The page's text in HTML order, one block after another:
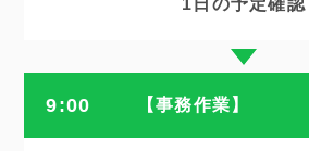
9:00 【事務作業】